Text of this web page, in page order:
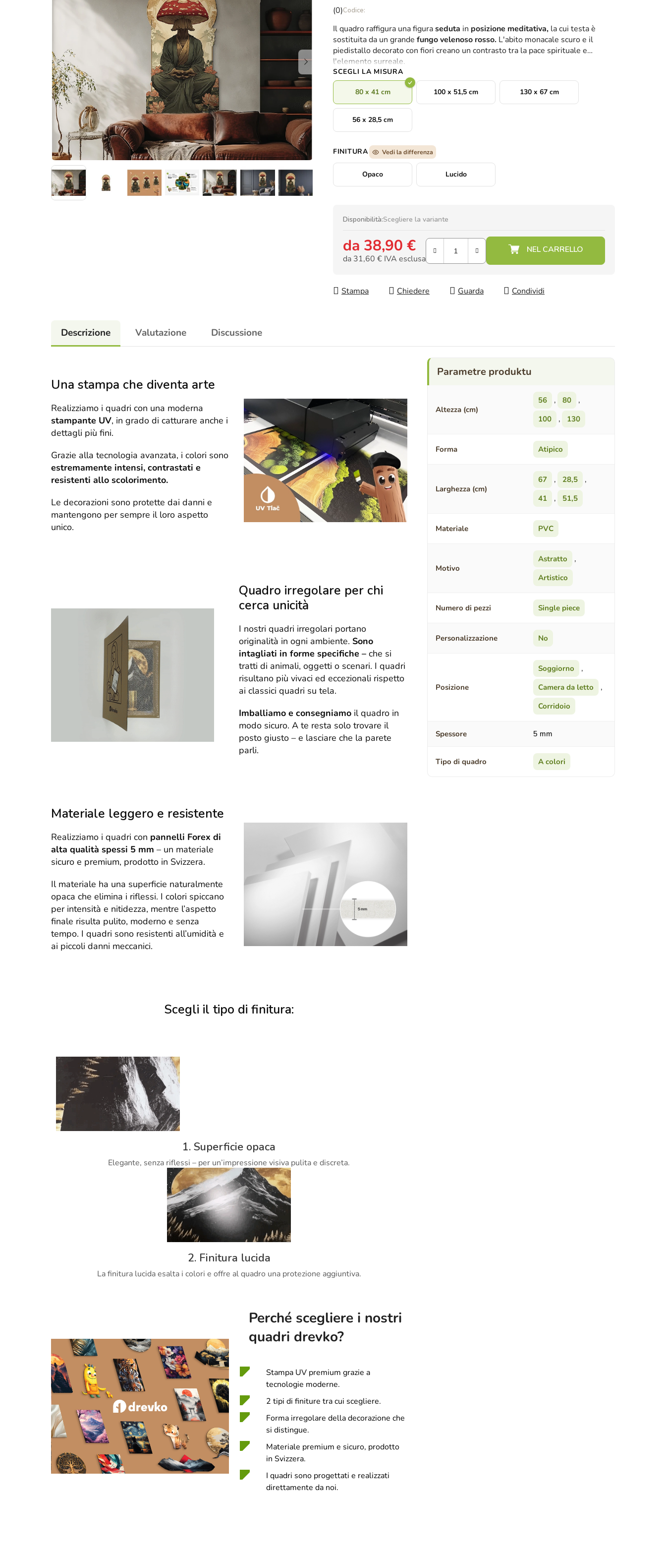
La
media
del
prodotto
è
0,0
su
stelle.
(0)
Il quadro raffigura una figuraseduta in posizione meditativa, la cui testa è
sostituita da un grande fungo velenoso rosso. L'abito monacale scuro e il
piedistallo decorato con fiori creano un contrasto tra la pace spirituale e
l'elemento surreale.
SCEGLI LA MISURA
80 x 41 cm 100 x 51,5 cm 130 x 67 cm
56 x 28,5 cm
FINITURA Vedi la differenza
Opaco Lucido
Disponibilità:Scegliere la variante
da 38,90 €
da 31,60 € IVA esclusa
Stampa
Chiedere Guarda Condividi
Descrizione Valutazione Discussione
Una stampa che diventa arte
Realizziamo i quadri con una moderna
stampante UV, in grado di catturare anche i
dettagli più fini.
Grazie alla tecnologia avanzata, i colori sono
estremamente intensi, contrastati e
resistenti allo scolorimento.
Le decorazioni sono protette dai danni e
mantengono per sempre il loro aspetto
unico.
Quadro irregolare per chi
cerca unicità
I nostri quadri irregolari portano
originalità in ogni ambiente. Sono
intagliati in forme specifiche – che si
tratti di animali, oggetti o scenari. I quadri
risultano più vivaci ed eccezionali rispetto
ai classici quadri su tela.
Imballiamo e consegniamo il quadro in
modo sicuro. A te resta solo trovare il
posto giusto – e lasciare che la parete
parli.
Materiale leggero e resistente
Realizziamo i quadri con pannelli Forex di
alta qualità spessi 5 mm – un materiale
sicuro e premium, prodotto in Svizzera.
Il materiale ha una superficie naturalmente
opaca che elimina i riflessi. I colori spiccano
per intensità e nitidezza, mentre l’aspetto
finale risulta pulito, moderno e senza
tempo. I quadri sono resistenti all’umidità e
ai piccoli danni meccanici.
Scegli il tipo di finitura:
1. Superficie opaca
Elegante, senza riflessi – per un’impressione visiva pulita e discreta.
2. Finitura lucida
La finitura lucida esalta i colori e offre al quadro una protezione aggiuntiva.
Perché scegliere i nostri
quadri drevko?
Stampa UV premium grazie a
tecnologie moderne.
2 tipi di finiture tra cui scegliere.
Forma irregolare della decorazione che
si distingue.
Materiale premium e sicuro, prodotto
in Svizzera.
I quadri sono progettati e realizzati
direttamente da noi.
Altezza (cm)
56 , 80
,
100
, 130
Forma Atipico
Larghezza (cm)
67 , 28,5
,
41
, 51,5
Materiale PVC
Motivo
Astratto
,
Artistico
Numero di pezzi Single piece
Personalizzazione No
Posizione
Soggiorno
,
Camera da letto
,
Corridoio
Spessore 5 mm
Tipo di quadro A colori